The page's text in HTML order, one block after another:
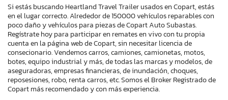
Si estás buscando Heartland Travel Trailer usados en Copart, estás
en el lugar correcto. Alrededor de 150000 vehículos reparables con
poco daño y vehículos para piezas de Copart Auto Subastas.
Regístrate hoy para participar en remates en vivo con tu propia
cuenta en la página web de Copart, sin necesitar licencia de
consecionario. Vendemos carros, camiones, camionetas, motos,
botes, equipo industrial y más, de todas las marcas y modelos, de
aseguradoras, empresas financieras, de inundación, choques,
reposesiones, robo, renta carros, etc. Somos el Broker Registrado de
Copart más recomendado y con más experiencia.